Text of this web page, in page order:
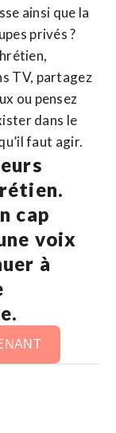
ainsi que la
privés ?
TV, partagez
ou pensez
dans le
faut agir.
cap
voix
à